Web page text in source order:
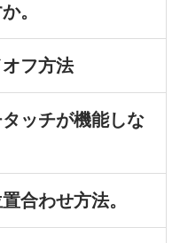
。
フ方法
ッチが機能しな
合わせ方法。